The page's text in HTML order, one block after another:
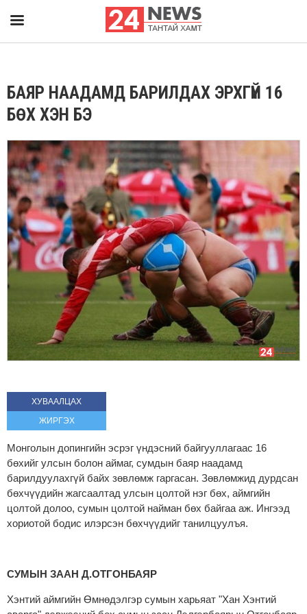
БАЯР НААДАМД БАРИЛДАХ ЭРХГҮЙ 16
БӨХ ХЭН БЭ
ХУВААЛЦАХ
ЖИРГЭХ
Монголын допингийн эсрэг үндэсний байгууллагаас 16
бөхийг улсын болон аймаг, сумдын баяр наадамд
барилдуулахгүй байх зөвлөмж гаргасан. Зөвлөмжид дурдсан
бөхчүүдийн жагсаалтад улсын цолтой нэг бөх, аймгийн
цолтой долоо, сумын цолтой найман бөх байгаа аж. Ингээд
хориотой бодис илэрсэн бөхчүүдийг танилцуулъя.
СУМЫН ЗААН Д.ОТГОНБАЯР
Хэнтий аймгийн Өмнөдэлгэр сумын харьяат "Хан Хэнтий